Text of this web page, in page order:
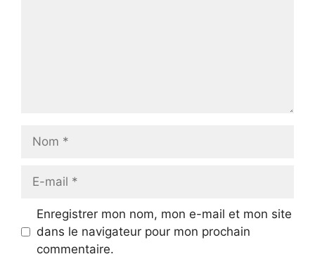
Nom
Enregistrer mon nom, mon e-mail et mon site
dans le navigateur pour mon prochain
commentaire.